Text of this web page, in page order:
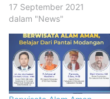
17 September 2021
dalam "News"